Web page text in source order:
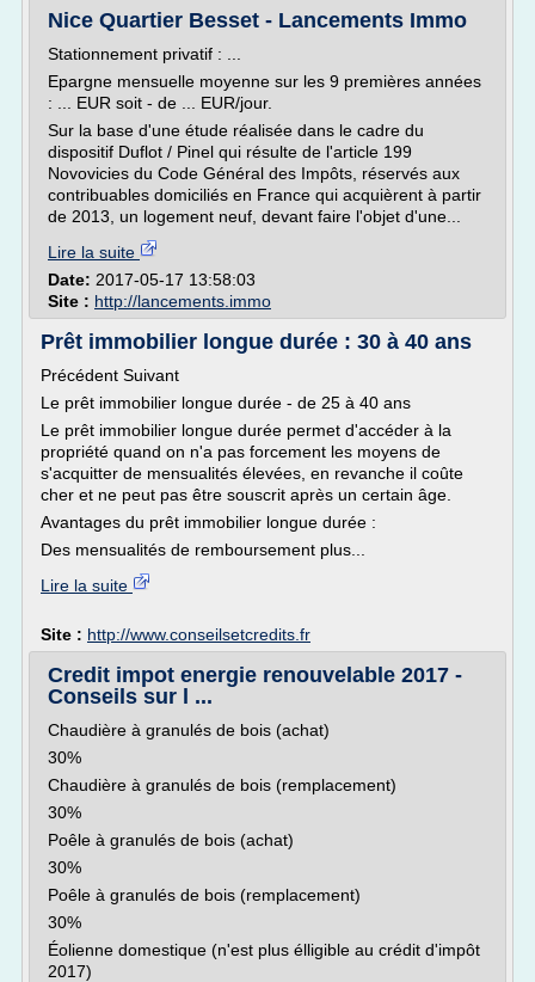
Nice Quartier Besset - Lancements Immo
Stationnement privatif : ...
Epargne mensuelle moyenne sur les 9 premières années
: ... EUR soit - de ... EUR/jour.
Sur la base d'une étude réalisée dans le cadre du
dispositif Duflot / Pinel qui résulte de l'article 199
Novovicies du Code Général des Impôts, réservés aux
contribuables domiciliés en France qui acquièrent à partir
de 2013, un logement neuf, devant faire l'objet d'une...
Lire la suite
Date: 2017-05-17 13:58:03
Site : http://lancements.immo
Prêt immobilier longue durée : 30 à 40 ans
Précédent Suivant
Le prêt immobilier longue durée - de 25 à 40 ans
Le prêt immobilier longue durée permet d'accéder à la
propriété quand on n'a pas forcement les moyens de
s'acquitter de mensualités élevées, en revanche il coûte
cher et ne peut pas être souscrit après un certain âge.
Avantages du prêt immobilier longue durée :
Des mensualités de remboursement plus...
Lire la suite
Site : http://www.conseilsetcredits.fr
Credit impot energie renouvelable 2017 -
Conseils sur l ...
Chaudière à granulés de bois (achat)
30%
Chaudière à granulés de bois (remplacement)
30%
Poêle à granulés de bois (achat)
30%
Poêle à granulés de bois (remplacement)
30%
Éolienne domestique (n'est plus élligible au crédit d'impôt
2017)